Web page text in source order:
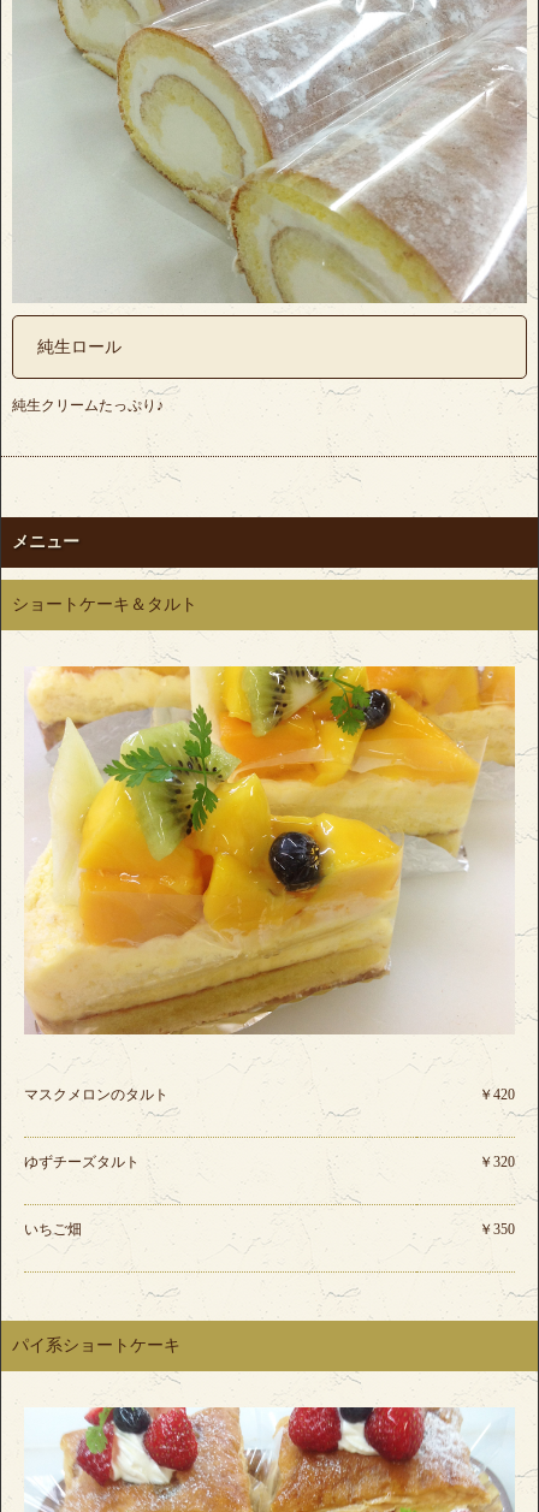
純生ロール
純生クリームたっぷり♪
メニュー
ショートケーキ＆タルト
マスクメロンのタルト ￥420
ゆずチーズタルト ￥320
いちご畑 ￥350
パイ系ショートケーキ